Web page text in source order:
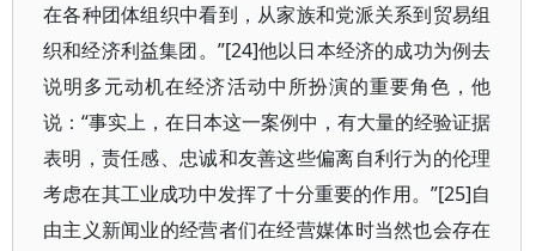
在各种团体组织中看到，从家族和党派关系到贸易组
织和经济利益集团。”[24]他以日本经济的成功为例去
说明多元动机在经济活动中所扮演的重要角色，他
说：“事实上，在日本这一案例中，有大量的经验证据
表明，责任感、忠诚和友善这些偏离自利行为的伦理
考虑在其工业成功中发挥了十分重要的作用。”[25]自
由主义新闻业的经营者们在经营媒体时当然也会存在